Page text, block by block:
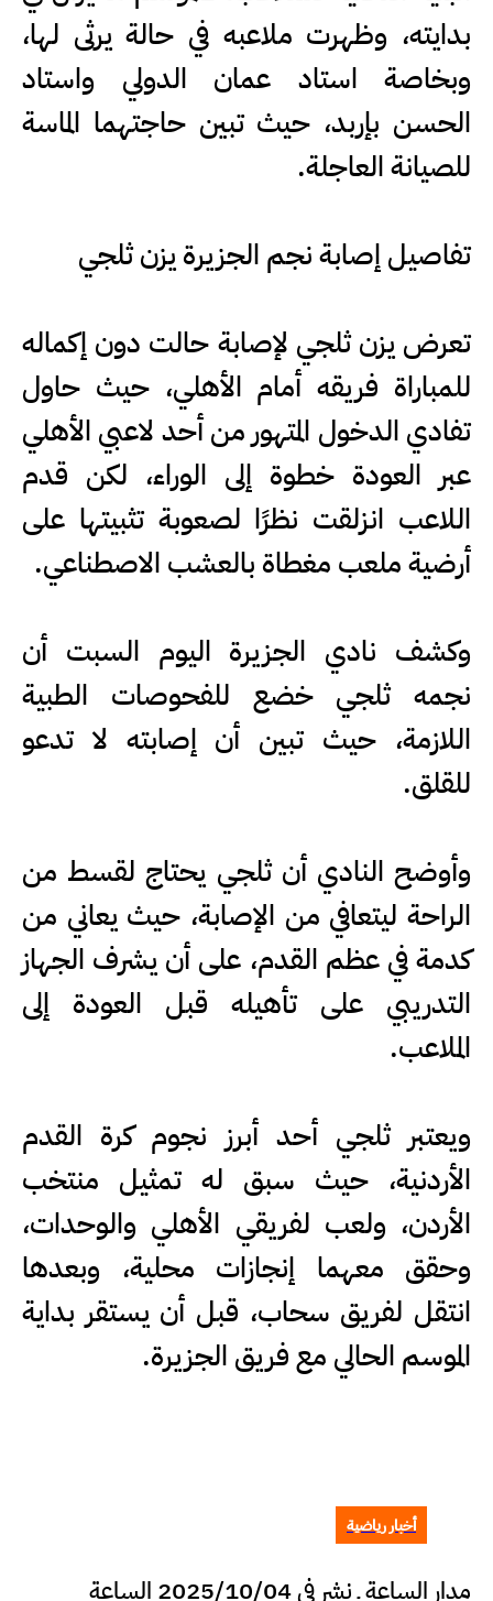
بدايته، وظهرت ملاعبه في حالة يرثى لها،
وبخاصة استاد عمان الدولي واستاد
الحسن بإربد، حيث تبين حاجتهما الماسة
للصيانة العاجلة.
تفاصيل إصابة نجم الجزيرة يزن ثلجي
تعرض يزن ثلجي لإصابة حالت دون إكماله
للمباراة فريقه أمام الأهلي، حيث حاول
تفادي الدخول المتهور من أحد لاعبي الأهلي
عبر العودة خطوة إلى الوراء، لكن قدم
اللاعب انزلقت نظرًا لصعوبة تثبيتها على
أرضية ملعب مغطاة بالعشب الاصطناعي.
وكشف نادي الجزيرة اليوم السبت أن
نجمه ثلجي خضع للفحوصات الطبية
اللازمة، حيث تبين أن إصابته لا تدعو
للقلق.
وأوضح النادي أن ثلجي يحتاج لقسط من
الراحة ليتعافي من الإصابة، حيث يعاني من
كدمة في عظم القدم، على أن يشرف الجهاز
التدريبي على تأهيله قبل العودة إلى
الملاعب.
ويعتبر ثلجي أحد أبرز نجوم كرة القدم
الأردنية، حيث سبق له تمثيل منتخب
الأردن، ولعب لفريقي الأهلي والوحدات،
وحقق معهما إنجازات محلية، وبعدها
انتقل لفريق سحاب، قبل أن يستقر بداية
الموسم الحالي مع فريق الجزيرة.
أخبار رياضية
مدار الساعة ـ نشر في 2025/10/04 الساعة